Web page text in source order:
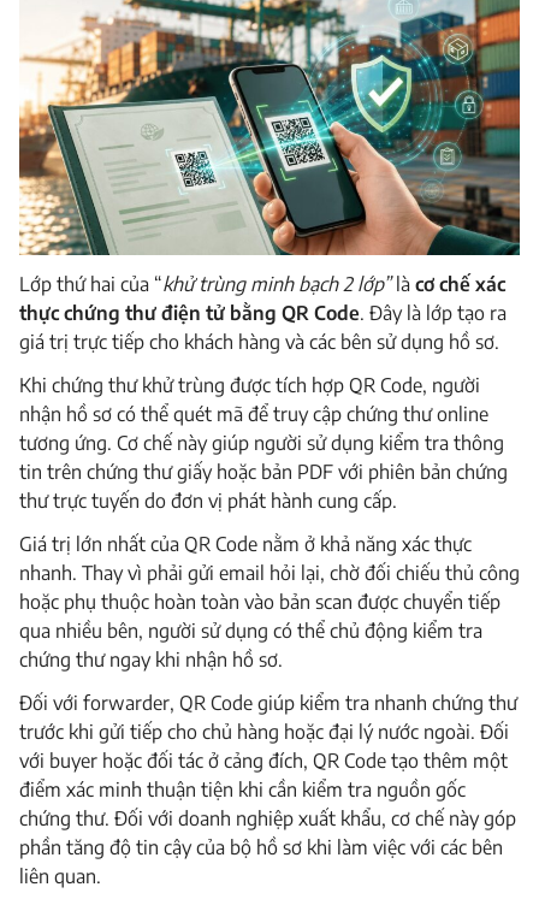
Lớp thứ hai của “khử trùng minh bạch 2 lớp”là cơ chế xác
thực chứng thư điện tử bằng QR Code. Đây là lớp tạo ra
giá trị trực tiếp cho khách hàng và các bên sử dụng hồ sơ.
Khi chứng thư khử trùng được tích hợp QR Code, người
nhận hồ sơ có thể quét mã để truy cập chứng thư online
tương ứng. Cơ chế này giúp người sử dụng kiểm tra thông
tin trên chứng thư giấy hoặc bản PDF với phiên bản chứng
thư trực tuyến do đơn vị phát hành cung cấp.
Giá trị lớn nhất của QR Code nằm ở khả năng xác thực
nhanh. Thay vì phải gửi email hỏi lại, chờ đối chiếu thủ công
hoặc phụ thuộc hoàn toàn vào bản scan được chuyển tiếp
qua nhiều bên, người sử dụng có thể chủ động kiểm tra
chứng thư ngay khi nhận hồ sơ.
Đối với forwarder, QR Code giúp kiểm tra nhanh chứng thư
trước khi gửi tiếp cho chủ hàng hoặc đại lý nước ngoài. Đối
với buyer hoặc đối tác ở cảng đích, QR Code tạo thêm một
điểm xác minh thuận tiện khi cần kiểm tra nguồn gốc
chứng thư. Đối với doanh nghiệp xuất khẩu, cơ chế này góp
phần tăng độ tin cậy của bộ hồ sơ khi làm việc với các bên
liên quan.